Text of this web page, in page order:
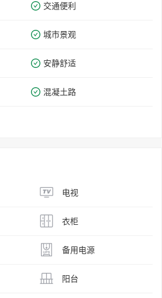
交通便利
城市景观
安静舒适
混凝土路
电视
衣柜
备用电源
阳台